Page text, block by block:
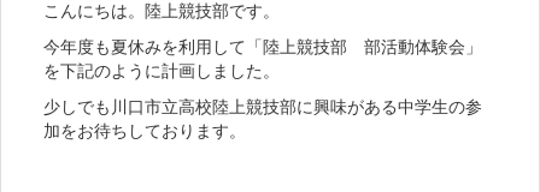
こんにちは。陸上競技部です。
今年度も夏休みを利用して「陸上競技部 部活動体験会」
を下記のように計画しました。
少しでも川口市立高校陸上競技部に興味がある中学生の参
加をお待ちしております。